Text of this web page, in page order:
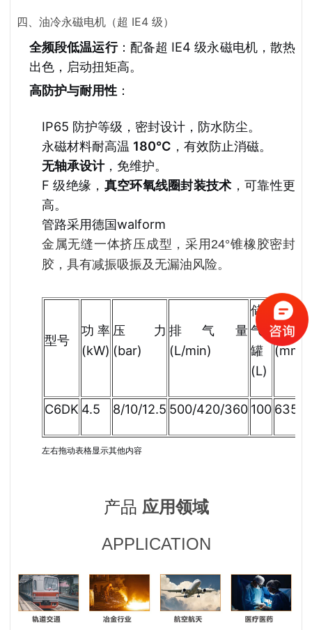
四、油冷永磁电机（超 IE4 级）
全频段低温运行：配备超 IE4 级永磁电机，散热
出色，启动扭矩高。
高防护与耐用性：
IP65 防护等级，密封设计，防水防尘。
永磁材料耐高温 180°C ，有效防止消磁。
无轴承设计，免维护。
F 级绝缘， 真空环氧线圈封装技术 ，可靠性更
高。
管路采用德国walform
金属无缝一体挤压成型，采用24°锥橡胶密封
胶，具有减振吸振及无漏油风险。
型号
功率
(kW)
压力
(bar)
排气量
(L/min)
储
气
罐
(L)
外
(mm)
C6DK 4.5 8/10/12.5 500/420/360 100 635
左右拖动表格显示其他内容
产品 应用领域
APPLICATION